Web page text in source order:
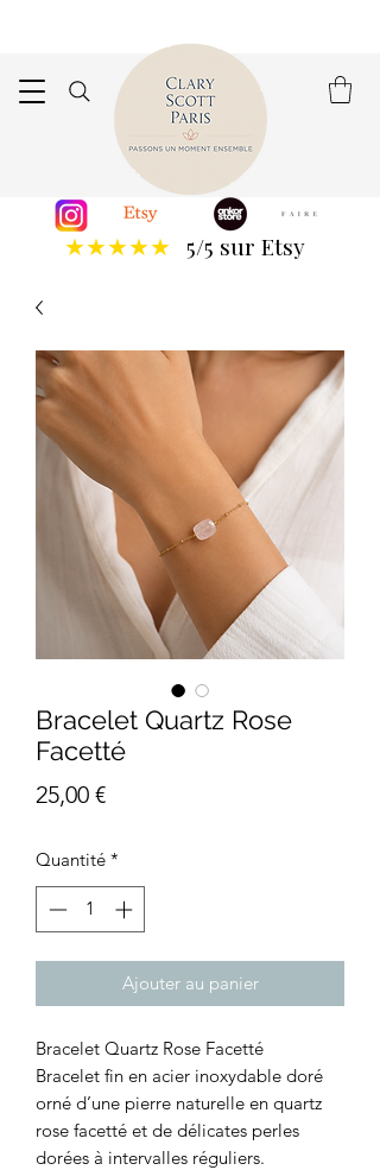
★★★★★ 5/5 sur Etsy
Bracelet Quartz Rose
Facetté
25,00 €Prix
Quantité *
Ajouter au panier
Bracelet Quartz Rose Facetté
Bracelet fin en acier inoxydable doré
orné d’une pierre naturelle en quartz
rose facetté et de délicates perles
dorées à intervalles réguliers.